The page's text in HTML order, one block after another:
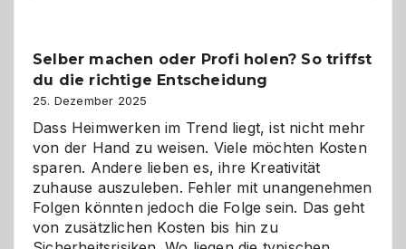
Herausforderungen
und
Zukunft
Selber machen oder Profi holen? So triffst
du die richtige Entscheidung
25. Dezember 2025
Dass Heimwerken im Trend liegt, ist nicht mehr
von der Hand zu weisen. Viele möchten Kosten
sparen. Andere lieben es, ihre Kreativität
zuhause auszuleben. Fehler mit unangenehmen
Folgen könnten jedoch die Folge sein. Das geht
von zusätzlichen Kosten bis hin zu